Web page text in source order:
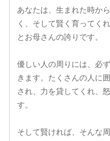
あなたは、生まれた時か
く、そして賢く育ってく
とお母さんの誇りです。
優しい人の周りには、必
きます。たくさんの人に
され、力を貸してくれ、
す。
そして賢ければ、そんな